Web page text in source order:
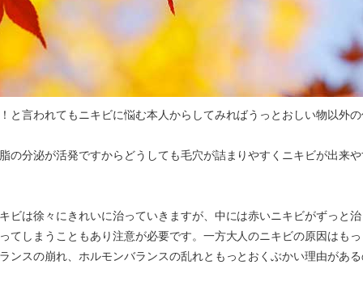
と言われてもニキビに悩む本人からしてみればうっとおしい物以外
の分泌が活発ですからどうしても毛穴が詰まりやすくニキビが出来
ビは徐々にきれいに治っていきますが、中には赤いニキビがずっと
てしまうこともあり注意が必要です。一方大人のニキビの原因はも
ンスの崩れ、ホルモンバランスの乱れともっとおくぶかい理由があ